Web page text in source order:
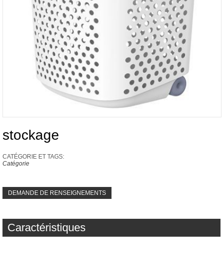
stockage
CATÉGORIE ET ​​TAGS:
Catégorie
DEMANDE DE RENSEIGNEMENTS
Caractéristiques